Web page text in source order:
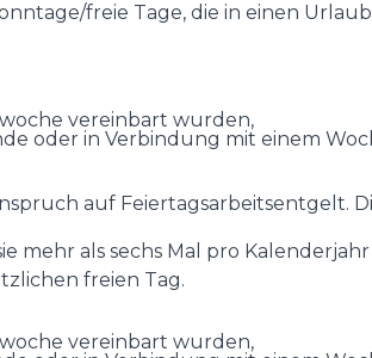
freie Tage, die in einen
vereinbart wurden,
oder in Verbindung mit einem
auf Feiertagsarbeitsentgelt.
mehr als sechs Mal pro
freien Tag.
vereinbart wurden,